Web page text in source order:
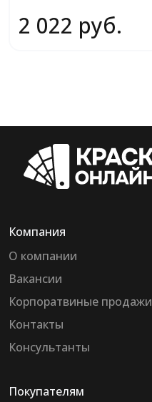
2 022 руб.
Компания
О компании
Вакансии
Корпоратвиные продажи
Контакты
Консультанты
Покупателям